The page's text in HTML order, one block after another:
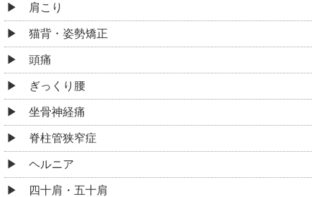
肩こり
猫背・姿勢矯正
頭痛
ぎっくり腰
坐骨神経痛
脊柱管狭窄症
ヘルニア
四十肩・五十肩